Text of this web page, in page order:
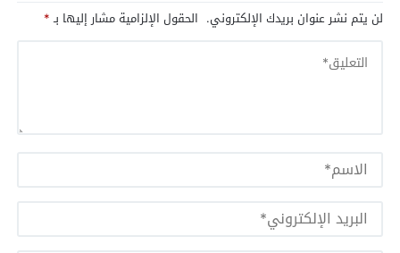
لن يتم نشر عنوان بريدك الإلكتروني. الحقول الإلزامية مشار إليها بـ*